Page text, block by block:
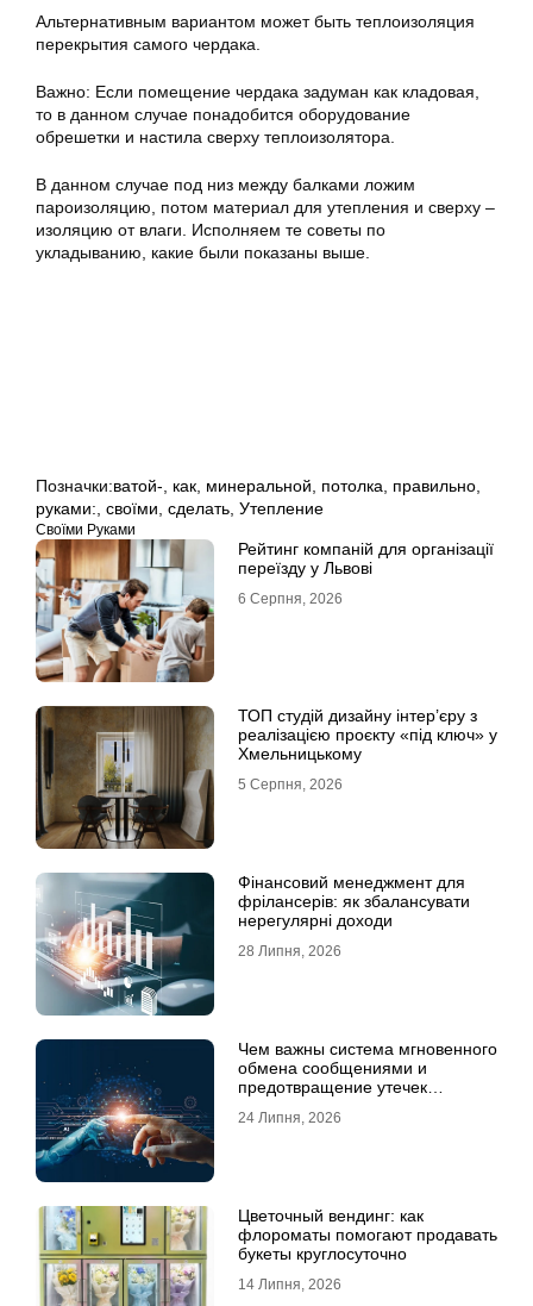
Альтернативным вариантом может быть теплоизоляция
перекрытия самого чердака.
Важно: Если помещение чердака задуман как кладовая,
то в данном случае понадобится оборудование
обрешетки и настила сверху теплоизолятора.
В данном случае под низ между балками ложим
пароизоляцию, потом материал для утепления и сверху –
изоляцию от влаги. Исполняем те советы по
укладыванию, какие были показаны выше.
Позначки:ватой-, как, минеральной, потолка, правильно,
руками:, своїми, сделать, Утепление
Своїми Руками
Рейтинг компаній для організації
переїзду у Львові
6 Серпня, 2026
ТОП студій дизайну інтер’єру з
реалізацією проєкту «під ключ» у
Хмельницькому
5 Серпня, 2026
Фінансовий менеджмент для
фрілансерів: як збалансувати
нерегулярні доходи
28 Липня, 2026
Чем важны система мгновенного
обмена сообщениями и
предотвращение утечек
24 Липня, 2026
Цветочный вендинг: как
флороматы помогают продавать
букеты круглосуточно
14 Липня, 2026